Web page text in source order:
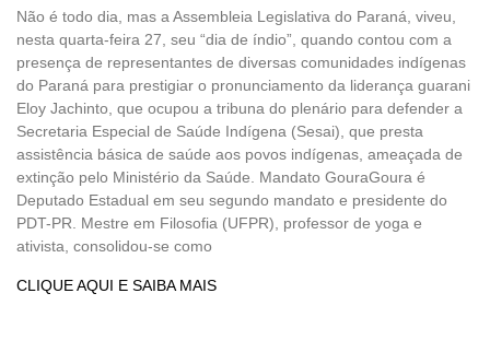
Não é todo dia, mas a Assembleia Legislativa do Paraná, viveu,
nesta quarta-feira 27, seu “dia de índio”, quando contou com a
presença de representantes de diversas comunidades indígenas
do Paraná para prestigiar o pronunciamento da liderança guarani
Eloy Jachinto, que ocupou a tribuna do plenário para defender a
Secretaria Especial de Saúde Indígena (Sesai), que presta
assistência básica de saúde aos povos indígenas, ameaçada de
extinção pelo Ministério da Saúde. Mandato GouraGoura é
Deputado Estadual em seu segundo mandato e presidente do
PDT-PR. Mestre em Filosofia (UFPR), professor de yoga e
ativista, consolidou-se como
CLIQUE AQUI E SAIBA MAIS